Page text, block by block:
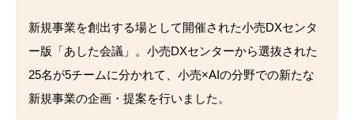
新規事業を創出する場として開催された小売DXセンタ
ー版「あした会議」。小売DXセンターから選抜された
25名が5チームに分かれて、小売×AIの分野での新たな
新規事業の企画・提案を行いました。